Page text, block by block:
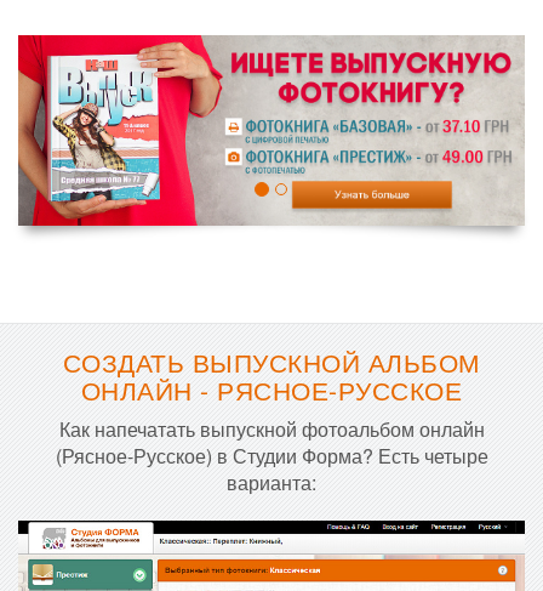
СОЗДАТЬ ВЫПУСКНОЙ АЛЬБОМ
ОНЛАЙН - РЯСНОЕ-РУССКОЕ
Как напечатать выпускной фотоальбом онлайн
(Рясное-Русское) в Студии Форма? Есть четыре
варианта: